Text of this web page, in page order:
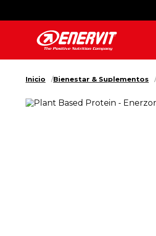
Inicio Bienestar & Suplementos